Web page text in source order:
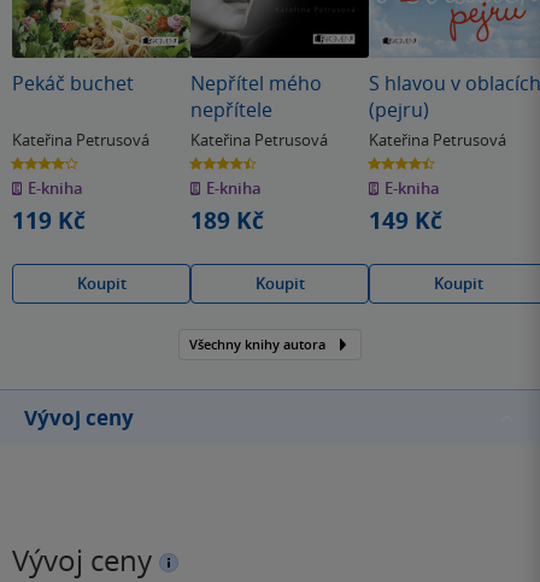
Pekáč buchet
Kateřina Petrusová
4.2
z
5
hvězdiček
E-kniha
119 Kč
Koupit
Nepřítel mého
nepřítele
Kateřina Petrusová
4.5
z
5
hvězdiček
E-kniha
189 Kč
Koupit
S hlavou v oblacích
(pejru)
Kateřina Petrusová
4.4
z
5
hvězdiček
E-kniha
149 Kč
Koupit
Všechny knihy autora
Vývoj ceny
Vývoj ceny